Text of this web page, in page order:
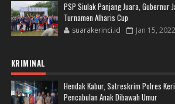
PSP Siulak Panjang Juara, Gubernur
Turnamen Alharis Cup
suarakerinci.id Jan 15, 2022
KRIMINAL
Hendak Kabur, Satreskrim Polres
Pencabulan Anak Dibawah Umur